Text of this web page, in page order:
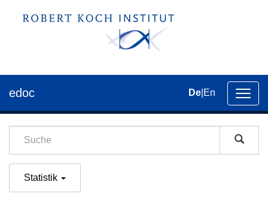
der
edoc De En
Statistik